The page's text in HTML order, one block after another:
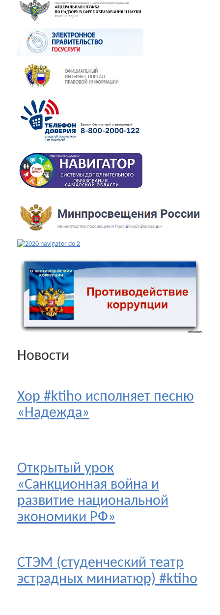
Новости
Хор #ktiho исполняет песню
«Надежда»
Открытый урок
«Санкционная война и
развитие национальной
экономики РФ»
СТЭМ (студенческий театр
эстрадных миниатюр) #ktiho